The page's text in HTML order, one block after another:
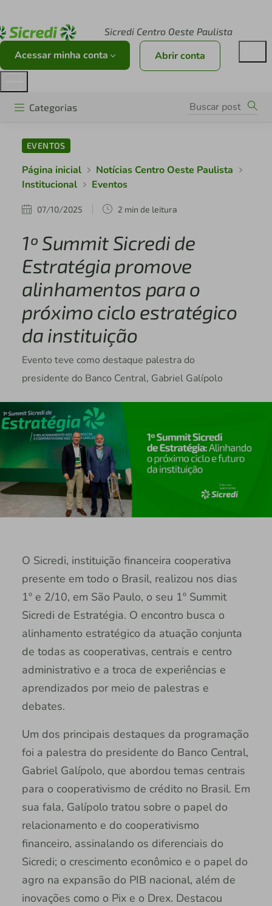
Sicredi Centro Oeste Paulista
Acessar minha conta Abrir conta
Categorias
EVENTOS
Página inicial
Notícias Centro Oeste Paulista
Institucional
Eventos
07/10/2025 2 min de leitura
1º Summit Sicredi de
Estratégia promove
alinhamentos para o
próximo ciclo estratégico
da instituição
Evento teve como destaque palestra do
presidente do Banco Central, Gabriel Galípolo
O Sicredi, instituição financeira cooperativa
presente em todo o Brasil, realizou nos dias
1º e 2/10, em São Paulo, o seu 1º Summit
Sicredi de Estratégia. O encontro busca o
alinhamento estratégico da atuação conjunta
de todas as cooperativas, centrais e centro
administrativo e a troca de experiências e
aprendizados por meio de palestras e
debates.
Um dos principais destaques da programação
foi a palestra do presidente do Banco Central,
Gabriel Galípolo, que abordou temas centrais
para o cooperativismo de crédito no Brasil. Em
sua fala, Galípolo tratou sobre o papel do
relacionamento e do cooperativismo
financeiro, assinalando os diferenciais do
Sicredi; o crescimento econômico e o papel do
agro na expansão do PIB nacional, além de
inovações como o Pix e o Drex. Destacou